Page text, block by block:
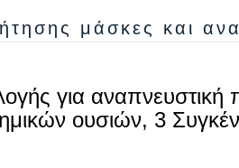
μάσκες και
για
ουσιών, 3